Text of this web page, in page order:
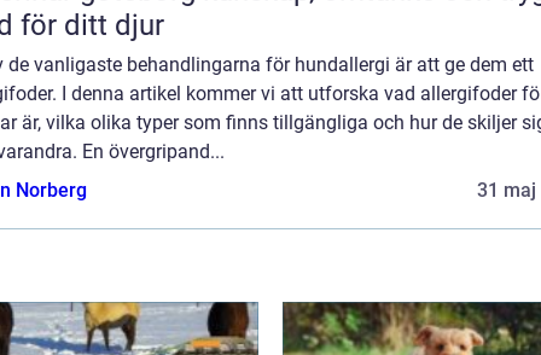
för ditt djur
de vanligaste behandlingarna för hundallergi är att ge dem ett
I denna artikel kommer vi att utforska vad allergifoder
är, vilka olika typer som finns tillgängliga och hur de skiljer
En övergripand...
Norberg
31 maj